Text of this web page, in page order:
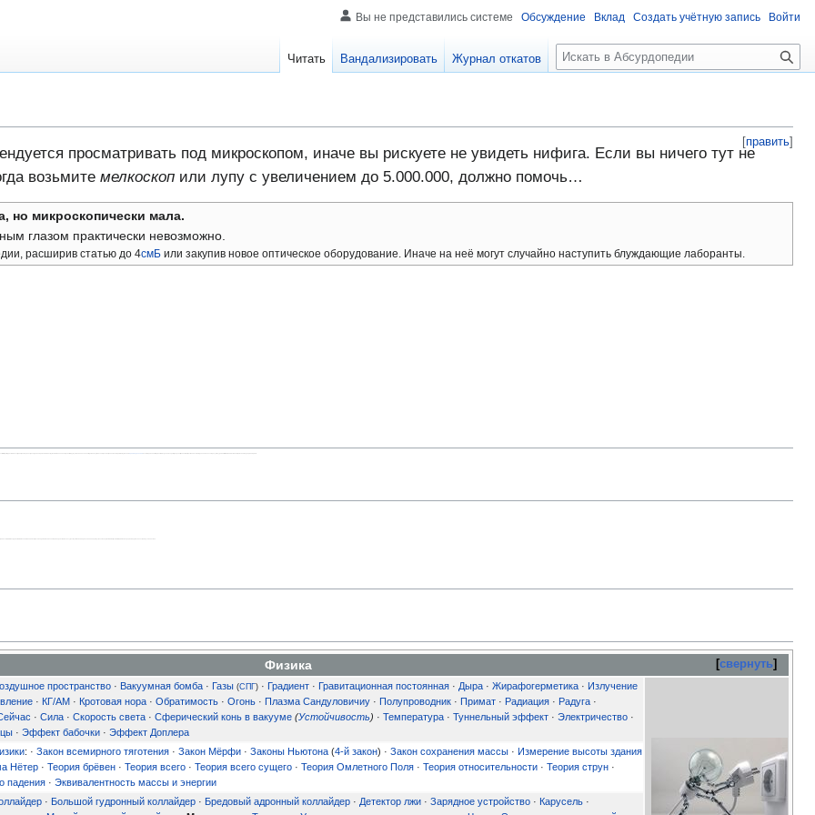
[править]
просматривать под микроскопом, иначе вы рискуете не увидеть нифига. Если вы ничего тут не
возьмите мелкоскоп или лупу с увеличением до 5.000.000, должно помочь…
но микроскопически мала.
глазом практически невозможно.
расширив статью до 4смБ или закупив новое оптическое оборудование. Иначе на неё могут случайно наступить блуждающие лаборанты.
свернуть
Физика
пространство · Вакуумная бомба · Газы (СПГ) · Градиент · Гравитационная постоянная · Дыра · Жирафогерметика · Излучение
· КГ/АМ · Кротовая нора · Обратимость · Огонь · Плазма Сандуловичиу · Полупроводник · Примат · Радиация · Радуга ·
· Сила · Скорость света · Сферический конь в вакууме (Устойчивость) · Температура · Туннельный эффект · Электричество ·
· Эффект бабочки · Эффект Доплера
: · Закон всемирного тяготения · Закон Мёрфи · Законы Ньютона (4-й закон) · Закон сохранения массы · Измерение высоты здания
Нётер · Теория брёвен · Теория всего · Теория всего сущего · Теория Омлетного Поля · Теория относительности · Теория струн ·
падения · Эквивалентность массы и энергии
· Большой гудронный коллайдер · Бредовый адронный коллайдер · Детектор лжи · Зарядное устройство · Карусель ·
Вы не представились системе Обсуждение Вклад Создать учётную запись Войти
Читать Вандализировать Журнал откатов
П
о
к